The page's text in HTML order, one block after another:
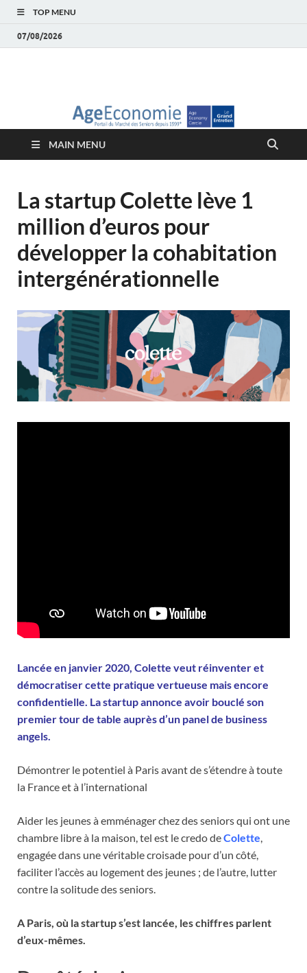
TOP MENU
07/08/2026
économie – Marché
des Seniors
MAIN MENU
La startup Colette lève 1
million d’euros pour
développer la cohabitation
intergénérationnelle
Lancée en janvier 2020, Colette veut réinventer et
démocratiser cette pratique vertueuse mais encore
confidentielle. La startup annonce avoir bouclé son
premier tour de table auprès d’un panel de business
angels.
Démontrer le potentiel à Paris avant de s’étendre à toute
la France et à l’international
Aider les jeunes à emménager chez des seniors qui ont une
chambre libre à la maison, tel est le credo deColette,
engagée dans une véritable croisade pour d’un côté,
faciliter l’accès au logement des jeunes ; de l’autre, lutter
contre la solitude des seniors.
A Paris, où la startup s’est lancée, les chiffres parlent
d’eux-mêmes.